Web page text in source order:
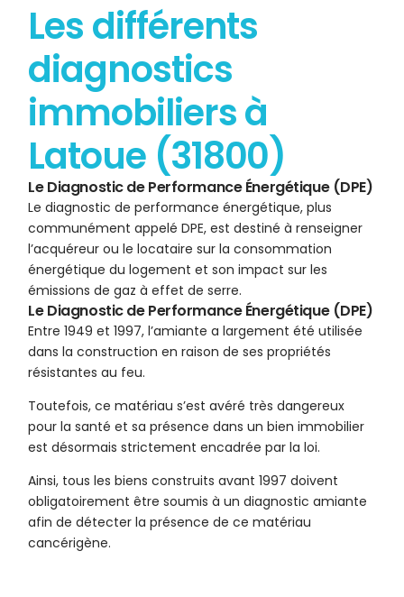
Les différents
diagnostics
immobiliers à
Latoue (31800)
Le Diagnostic de Performance Énergétique (DPE)
Le diagnostic de performance énergétique, plus
communément appelé DPE, est destiné à renseigner
l’acquéreur ou le locataire sur la consommation
énergétique du logement et son impact sur les
émissions de gaz à effet de serre.
Le Diagnostic de Performance Énergétique (DPE)
Entre 1949 et 1997, l’amiante a largement été utilisée
dans la construction en raison de ses propriétés
résistantes au feu.
Toutefois, ce matériau s’est avéré très dangereux
pour la santé et sa présence dans un bien immobilier
est désormais strictement encadrée par la loi.
Ainsi, tous les biens construits avant 1997 doivent
obligatoirement être soumis à un diagnostic amiante
afin de détecter la présence de ce matériau
cancérigène.